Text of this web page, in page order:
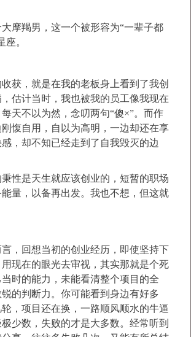
摩羯男，这一个被形容为“一辈子都
座。
获，就是在我的老板身上看到了我创
估计当时，我也被我的员工像我现在
天不以为然，念叨两句“傻×”。而作
愎自用，自以为高明，一边却还在享
，却不知已经走到了自我毁灭的边
性是天生就应该创业的，短暂的职场
量，以备再出发。我也不想，但这就
，回想当初的创业经历，即使坚持下
现在的眼光去审视，其实那就是个死
时的能力，未能看清整个项目的全
的判断力。你可能看到身边有好多
轮，项目还在换，一路顺风顺水的牛逼
少数，失败的才是大多数。经常听到